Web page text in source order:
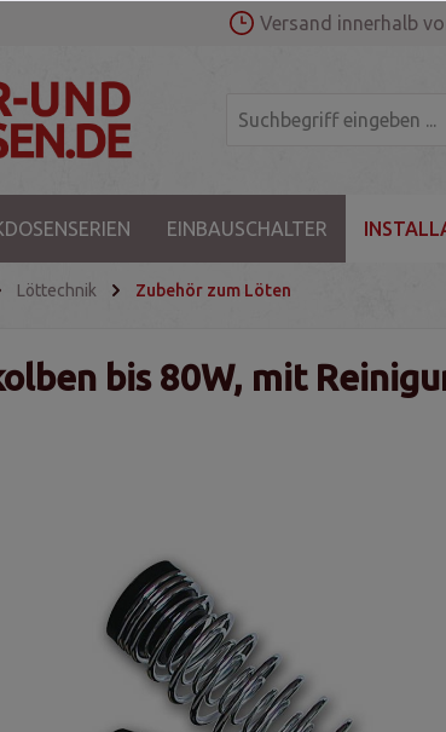
Versand innerhalb
EINBAUSCHALTER
Löttechnik Zubehör zum Löten
bis 80W, mit